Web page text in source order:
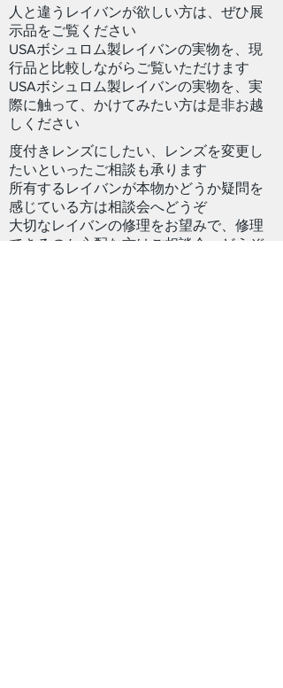
​人と違うレイバンが欲しい方は、ぜひ展
示品をご覧ください
USAボシュロム製レイバンの実物を、現
行品と比較しながらご覧いただけます
USAボシュロム製レイバンの実物を、実
際に触って、かけてみたい方は是非お越
しください
度付きレンズにしたい、レンズを変更し
たいといったご相談も承ります
所有するレイバンが本物かどうか疑問を
感じている方は相談会へどうぞ
大切なレイバンの修理をお望みで、修理
できるのか心配な方はご相談会へどうぞ